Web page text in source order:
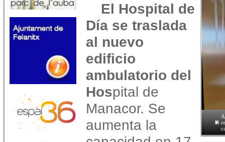
El Hospital de
Día se traslada
al nuevo
edificio
ambulatorio del
Hospital de
Manacor. Se
aumenta la